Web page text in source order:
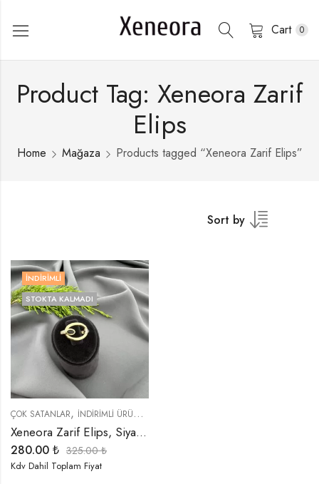
Cart 0
Product Tag: Xeneora Zarif
Elips
Home Mağaza Products tagged “Xeneora Zarif Elips”
Sort by
İNDIRIMLI
STOKTA KALMADI
ÇOK SATANLAR, İNDIRIMLI ÜRÜNLER
Xeneora Zarif Elips, Siyah Taşlı Gold Yüzük
280.00 ₺ 325.00₺
Kdv Dahil Toplam Fiyat